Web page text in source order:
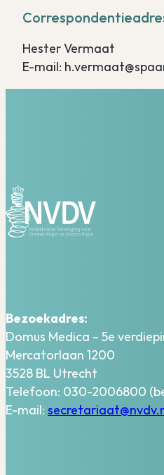
Hester Vermaat
E-mail:
Bezoekadres:
Domus Medica – 5e
Mercatorlaan 1200
3528 BL Utrecht
Telefoon: 030-2006800
E-mail: